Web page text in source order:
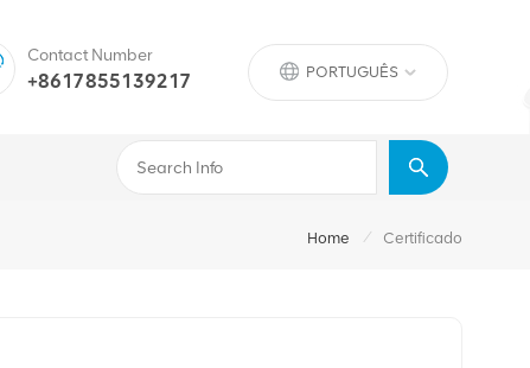
PORTUGUÊS
Contact Number
+8617855139217
Home / Certificado